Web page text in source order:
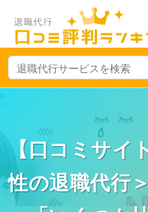
【口コミサイ
性の退職代行